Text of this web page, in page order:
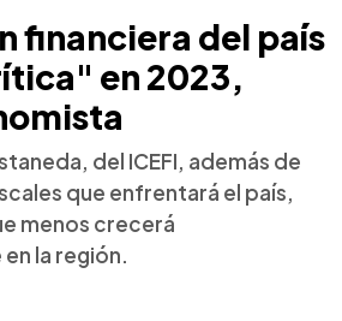
financiera del país
en 2023,
del ICEFI, además de
que enfrentará el país,
menos crecerá
la región.